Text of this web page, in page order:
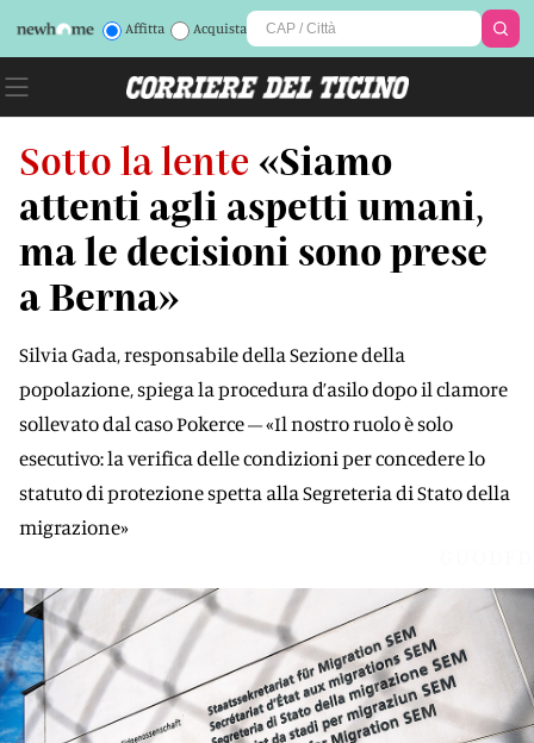
Affitta Acquista
Sotto la lente «Siamo
attenti agli aspetti umani,
ma le decisioni sono prese
a Berna»
Silvia Gada, responsabile della Sezione della
popolazione, spiega la procedura d’asilo dopo il clamore
sollevato dal caso Pokerce – «Il nostro ruolo è solo
esecutivo: la verifica delle condizioni per concedere lo
statuto di protezione spetta alla Segreteria di Stato della
migrazione»